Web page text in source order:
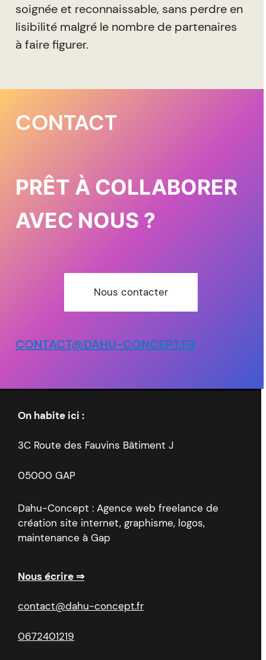
soignée et reconnaissable, sans perdre en
lisibilité malgré le nombre de partenaires
à faire figurer.
CONTACT
PRÊT À COLLABORER
AVEC NOUS ?
Nous contacter
CONTACT@DAHU-CONCEPT.FR
On habite ici :
3C Route des Fauvins Bâtiment J
05000 GAP
Dahu-Concept : Agence web freelance de
création site internet, graphisme, logos,
maintenance à Gap
Nous écrire ⇒
contact@dahu-concept.fr
0672401219